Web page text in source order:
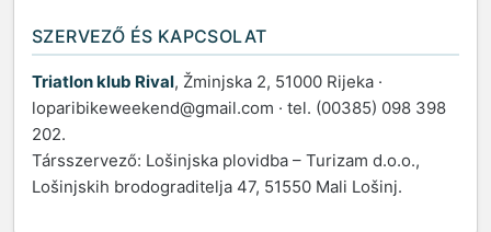
SZERVEZŐ ÉS KAPCSOLAT
Triatlon klub Rival, Žminjska 2, 51000 Rijeka ·
loparibikeweekend@gmail.com · tel. (00385) 098 398
202.
Társszervező: Lošinjska plovidba – Turizam d.o.o.,
Lošinjskih brodograditelja 47, 51550 Mali Lošinj.